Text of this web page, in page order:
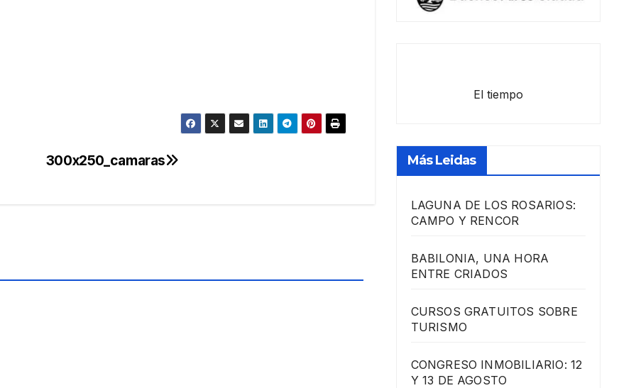
300x250_camaras
El tiempo
Más Leidas
LAGUNA DE LOS ROSARIOS:
CAMPO Y RENCOR
BABILONIA, UNA HORA
ENTRE CRIADOS
CURSOS GRATUITOS SOBRE
TURISMO
CONGRESO INMOBILIARIO: 12
Y 13 DE AGOSTO